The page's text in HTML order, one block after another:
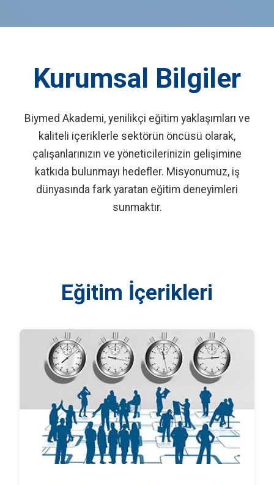
Kurumsal Bilgiler
Biymed Akademi, yenilikçi eğitim yaklaşımları ve
kaliteli içeriklerle sektörün öncüsü olarak,
çalışanlarınızın ve yöneticilerinizin gelişimine
katkıda bulunmayı hedefler. Misyonumuz, iş
dünyasında fark yaratan eğitim deneyimleri
sunmaktır.
Eğitim İçerikleri